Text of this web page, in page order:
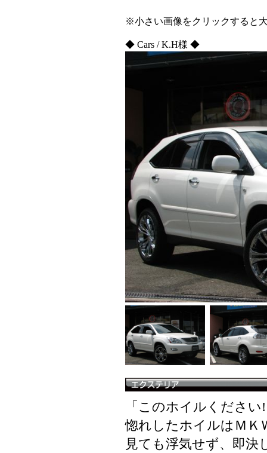
※小さい画像をクリックすると
◆ Cars / K.H様 ◆
「このホイルくださ
惚れしたホイルはＭＫ
見ても浮気せず、即決